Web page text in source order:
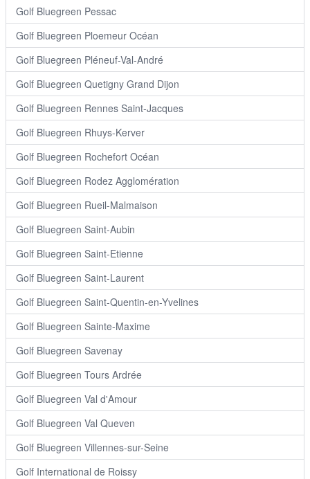
Golf Bluegreen Pessac
Golf Bluegreen Ploemeur Océan
Golf Bluegreen Pléneuf-Val-André
Golf Bluegreen Quetigny Grand Dijon
Golf Bluegreen Rennes Saint-Jacques
Golf Bluegreen Rhuys-Kerver
Golf Bluegreen Rochefort Océan
Golf Bluegreen Rodez Agglomération
Golf Bluegreen Rueil-Malmaison
Golf Bluegreen Saint-Aubin
Golf Bluegreen Saint-Etienne
Golf Bluegreen Saint-Laurent
Golf Bluegreen Saint-Quentin-en-Yvelines
Golf Bluegreen Sainte-Maxime
Golf Bluegreen Savenay
Golf Bluegreen Tours Ardrée
Golf Bluegreen Val d'Amour
Golf Bluegreen Val Queven
Golf Bluegreen Villennes-sur-Seine
Golf International de Roissy